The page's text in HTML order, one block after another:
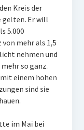
Kreis der
gelten. Er will
5.000
mehr als 1,5
nehmen und
so ganz.
einem hohen
sind sie
im Mai bei